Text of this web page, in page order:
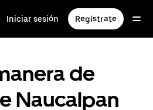
Iniciar sesión Regístrate
de
Naucalpan